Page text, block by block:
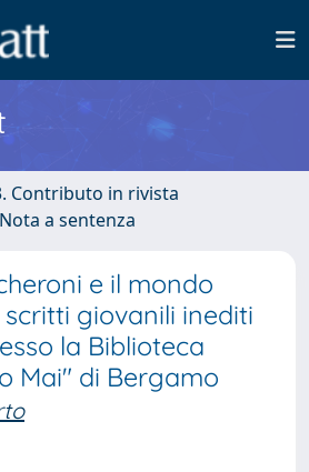
Contributo in rivista
a sentenza
e il mondo
giovanili inediti
la Biblioteca
Mai" di Bergamo